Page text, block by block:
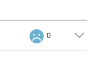
0